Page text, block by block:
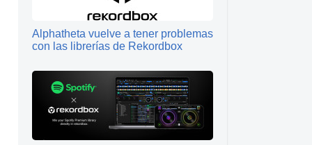
Alphatheta vuelve a tener problemas
con las librerías de Rekordbox